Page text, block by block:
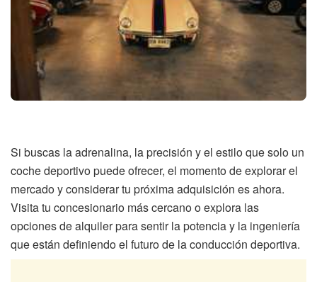
Si buscas la adrenalina, la precisión y el estilo que solo un
coche deportivo puede ofrecer, el momento de explorar el
mercado y considerar tu próxima adquisición es ahora.
Visita tu concesionario más cercano o explora las
opciones de alquiler para sentir la potencia y la ingeniería
que están definiendo el futuro de la conducción deportiva.